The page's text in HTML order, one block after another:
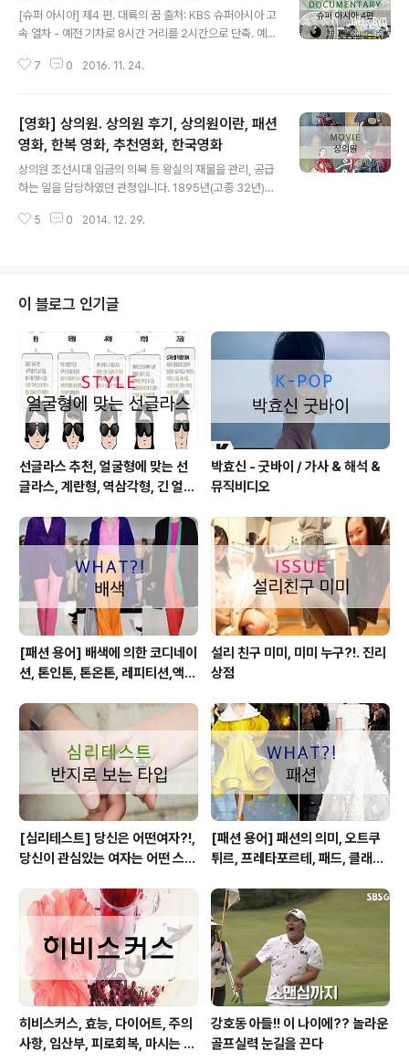
T기업 입니다. 인도판 우버 택시로 인도 IT 수출 연평균 1
3%증가 시켰습니다. 매년 50개 정도의 해외 브랜드가 인
출처: KBS 슈퍼아시아 뭄바이 인도 부유층 겨냥한 80층
[슈퍼 아시아] 제4 편. 대륙의 꿈 출처: KBS 슈퍼아시아 고
속 열차 - 예전 기차로 8시간 거리를 2시간으로 단축. 예매
으로 2008년 고속철도 개방하여 중국 고속철 5년간 3
독일, 일본에서의 노하우를 통해 중국에 자체 개발하면서
수출도 하고 있습니다. 2025년까지 지금의 두배의 길이로
고속철 늘려 막대한 경제효과와 시공간이 통합된 중국이
만들 전망입니다. 출처: KBS 슈퍼아시아 선전- 중국 스타
트업 메카. BYD- 중국 전기차 1위 기업. 원통형의 한꺼번
에 400여대 충전하게끔 설계된 가장 합리적인 주차장입니
7 0 2016. 11. 24.
[영화] 상의원. 상의원 후기, 상의원이란, 패션
영화, 한복 영화, 추천영화, 한국영화
상의원 조선시대 임금의 의복 등 왕실의 재물을 관리, 공급
하는 일을 담당하였던 관청입니다. 1895년(고종 32년)에
습니다. 몇 년만에 만난 단짝 친구와 상의원을 봤다. 요즘
개봉 하자마자 영화관을 찾았다. 이 영화는 교과서를 따르
는 돌석과 창의력이 넘치는 천재 공진. 이 두 역으로 나뉜
다. 예고편을 봤을 땐 돌석이 공진을 제자로 함께 궁중 옷을
만드는 내용인줄 알았으나 이 둘은 묘한 라이벌 관계가 된
다. 노력형은 결코 천재를 이길 수 없는 것일까? 천재성을
부러워 하면서 시기와 ..
5 0 2014. 12. 29.
이 블로그 인기글
선글라스 추천, 얼굴형에 맞는 선
글라스, 계란형, 역삼각형, 긴 얼굴
박효신 - 굿바이 / 가사 & 해석 &
뮤직비디오
[패션 용어] 배색에 의한 코디네이
션, 톤인톤, 톤온톤, 레피티션,액센
카마이유
설리 친구 미미, 미미 누구?!. 진리
상점
[심리테스트] 당신은 어떤여자?!,
당신이 관심있는 여자는 어떤 스타
[패션 용어] 패션의 의미, 오트쿠
튀르, 프레타포르테, 패드, 클래식,
히비스커스, 효능, 다이어트, 주의
사항, 임산부, 피로회복, 마시는 방
강호동 아들!! 이 나이에?? 놀라운
골프실력 눈길을 끈다